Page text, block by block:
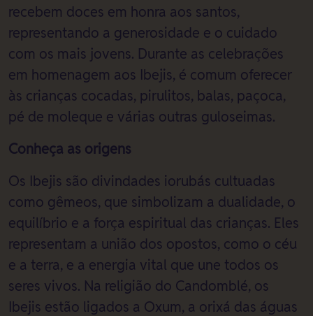
recebem doces em honra aos santos,
representando a generosidade e o cuidado
com os mais jovens. Durante as celebrações
em homenagem aos Ibejis, é comum oferecer
às crianças cocadas, pirulitos, balas, paçoca,
pé de moleque e várias outras guloseimas.
Conheça as origens
Os Ibejis são divindades iorubás cultuadas
como gêmeos, que simbolizam a dualidade, o
equilíbrio e a força espiritual das crianças. Eles
representam a união dos opostos, como o céu
e a terra, e a energia vital que une todos os
seres vivos. Na religião do Candomblé, os
Ibejis estão ligados a Oxum, a orixá das águas